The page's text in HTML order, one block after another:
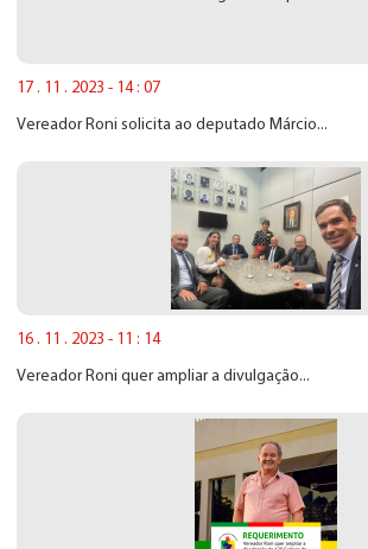
17 . 11 . 2023 - 14 : 07
Vereador Roni solicita ao deputado Márcio...
16 . 11 . 2023 - 11 : 14
Vereador Roni quer ampliar a divulgação...